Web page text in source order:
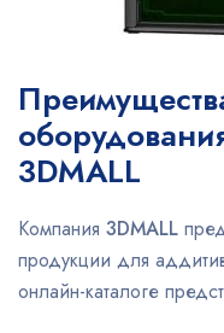
3DMALL
Компания 3DMALL
продукции для
онлайн-каталоге